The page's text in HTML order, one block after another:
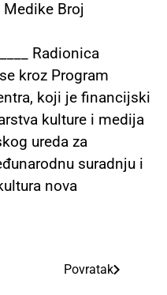
Broj
Radionica
kroz Program
koji je financijski
kulture i medija
ureda za
suradnju i
nova
Povratak